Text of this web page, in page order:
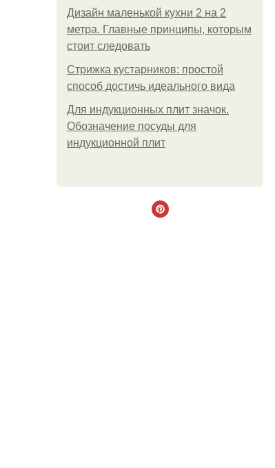
Дизайн маленькой кухни 2 на 2
метра. Главные принципы, которым
стоит следовать
Стрижка кустарников: простой
способ достичь идеального вида
Для индукционных плит значок.
Обозначение посуды для
индукционной плит